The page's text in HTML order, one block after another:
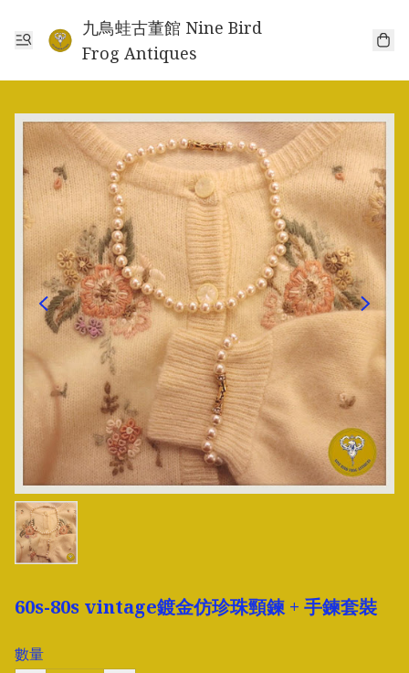
九鳥蛙古董館 Nine Bird
Frog Antiques
60s-80s vintage鍍金仿珍珠頸鍊 + 手鍊套裝
數量